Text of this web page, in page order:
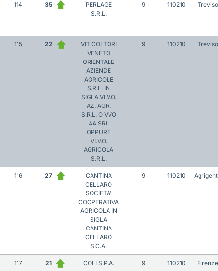
114 35
PERLAGE
S.R.L.
9 110210 Treviso
115 22
VITICOLTORI
VENETO
ORIENTALE
AZIENDE
AGRICOLE
S.R.L. IN
SIGLA VI.V.O.
AZ. AGR.
S.R.L. O VVO
AA SRL
OPPURE
VI.V.O.
AGRICOLA
S.R.L.
9 110210 Treviso
116 27
CANTINA
CELLARO
SOCIETA’
COOPERATIVA
AGRICOLA IN
SIGLA
CANTINA
CELLARO
S.C.A.
9 110210
117 21 COLI S.P.A. 9 110210 Firenze